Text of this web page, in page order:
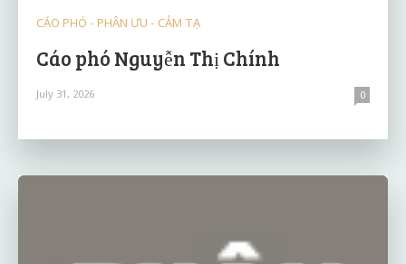
CÁO PHÓ - PHÂN ƯU - CẢM TẠ
Cáo phó Nguyễn Thị Chính
July 31, 2026 0